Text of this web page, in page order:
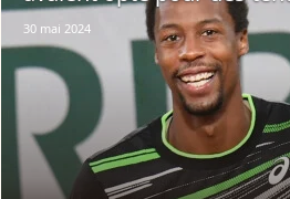
30 mai 2024